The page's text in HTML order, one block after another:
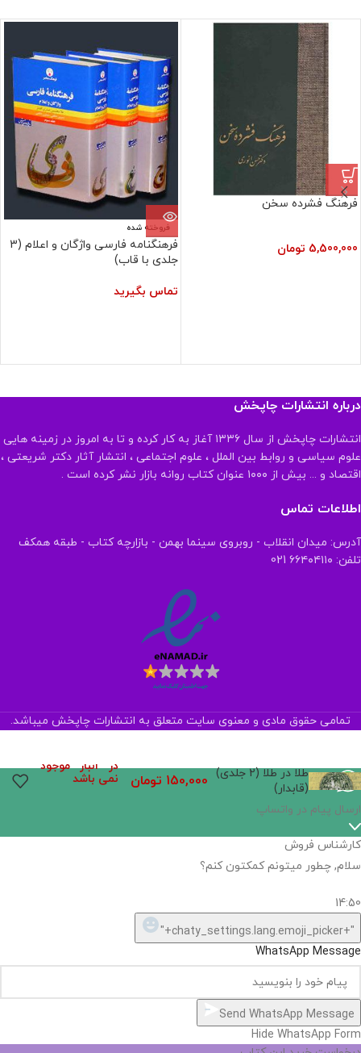
فرهنگ فشرده سخن
5,500,000 تومان
فروخته شده
فرهنگنامه فارسی واژگان و اعلام (3
جلدی با قاب)
تماس بگیرید
درباره انتشارات چاپخش
انتشارات چاپخش از سال ۱۳۳۶ آغاز به کار کرده و تا به امروز در زمینه هایی
علوم سیاسی و روابط بین الملل ، علوم اجتماعی ، انتشار آثار دکتر شریعتی ،
اقتصاد و ... بیش از ۱۰۰۰ عنوان کتاب روانه بازار نشر کرده است .
اطلاعات تماس
آدرس: میدان انقلاب - روبروی سینما بهمن - بازارچه کتاب - طبقه همکف
تلفن: ۶۶۴۰۴۱۱۰ 021
تمامی حقوق مادی و معنوی سایت متعلق به انتشارات چاپخش میباشد.
طلا در طلا (2 جلدی)
(قابدار)
150,000 تومان
در انبار موجود
نمی باشد
ارسال پیام در واتساپ
کارشناس فروش
سلام, چطور میتونم کمکتون کنم؟
14:50
"+chaty_settings.lang.emoji_picker+"
WhatsApp Message
Send WhatsApp Message
Hide WhatsApp Form